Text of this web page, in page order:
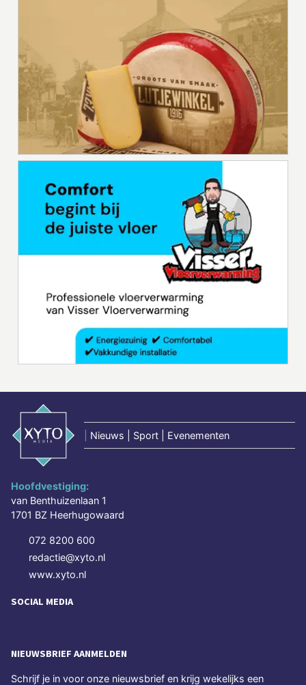
Nieuws | Sport | Evenementen
Hoofdvestiging:
van Benthuizenlaan 1
1701 BZ Heerhugowaard
072 8200 600
redactie@xyto.nl
www.xyto.nl
SOCIAL MEDIA
NIEUWSBRIEF AANMELDEN
Schrijf je in voor onze nieuwsbrief en krijg wekelijks een